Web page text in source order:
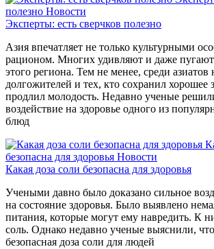
полезно Новости
Эксперты: есть сверчков полезно
Азия впечатляет не только культурными
рационом. Многих удивляют и даже
этого региона. Тем не менее, среди азиатов
долгожителей и тех, кто сохранил хорошее
продлил молодость. Недавно ученые
воздействие на здоровье одного из
блюд
безопасна для здоровья Новости
Какая доза соли безопасна для здоровья
Учеными давно было доказано сильное
на состояние здоровья. Было выявлено
питания, которые могут ему навредить. К
соль. Однако недавно ученые выяснили,
безопасная доза соли для людей